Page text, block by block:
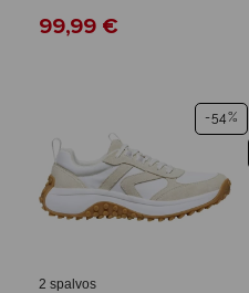
99,99 €
-54%
2 spalvos